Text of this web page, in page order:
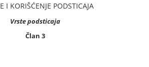
I KORIŠĆENJE PODSTICAJA
Vrste podsticaja
Član 3